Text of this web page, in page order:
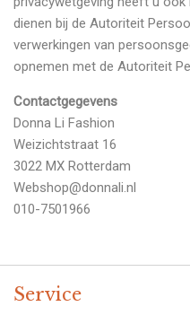
dienen bij de Autoriteit
verwerkingen van
opnemen met de Autoriteit
Contactgegevens
Donna Li Fashion
Weizichtstraat 16
3022 MX Rotterdam
Webshop@donnali.nl
010-7501966
Service